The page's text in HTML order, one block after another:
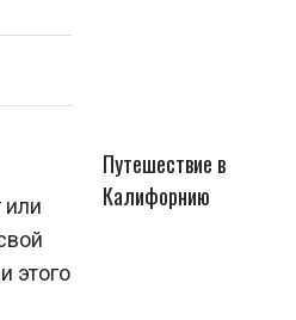
Путешествие в
Калифорнию
или
этого